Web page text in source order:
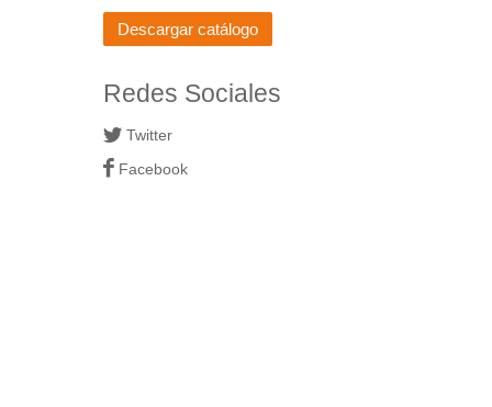
Descargar catálogo
Redes Sociales
Twitter
Facebook